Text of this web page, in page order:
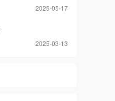
2025-05-17
2025-03-13